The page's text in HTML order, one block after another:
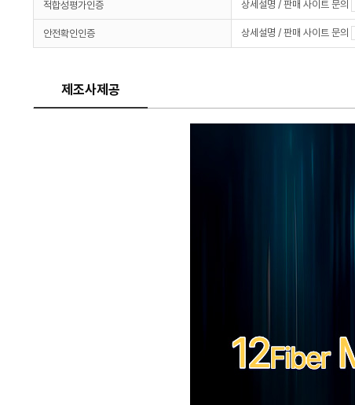
적합성평가인증 상세설명 / 판매 사이트 문의
안전확인인증 상세설명 / 판매 사이트 문의
제조사제공